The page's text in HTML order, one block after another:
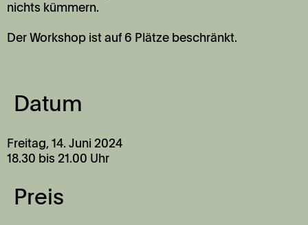
nichts kümmern.
Der Workshop ist auf 6 Plätze beschränkt.
Datum
Freitag, 14. Juni 2024
18.30 bis 21.00 Uhr
Preis